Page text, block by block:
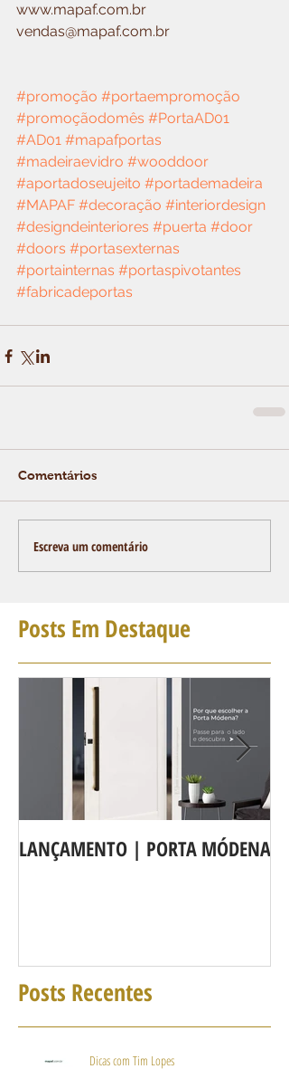
www.mapaf.com.br
vendas@mapaf.com.br
#promoção #portaempromoção
#promoçãodomês #PortaAD01
#AD01 #mapafportas
#madeiraevidro #wooddoor
#aportadoseujeito #portademadeira
#MAPAF #decoração #interiordesign
#designdeinteriores #puerta #door
#doors #portasexternas
#portainternas #portaspivotantes
#fabricadeportas
Comentários
Escreva um comentário
Posts Em Destaque
LANÇAMENTO | PORTA MÓDENA
Posts Recentes
Dicas com Tim Lopes